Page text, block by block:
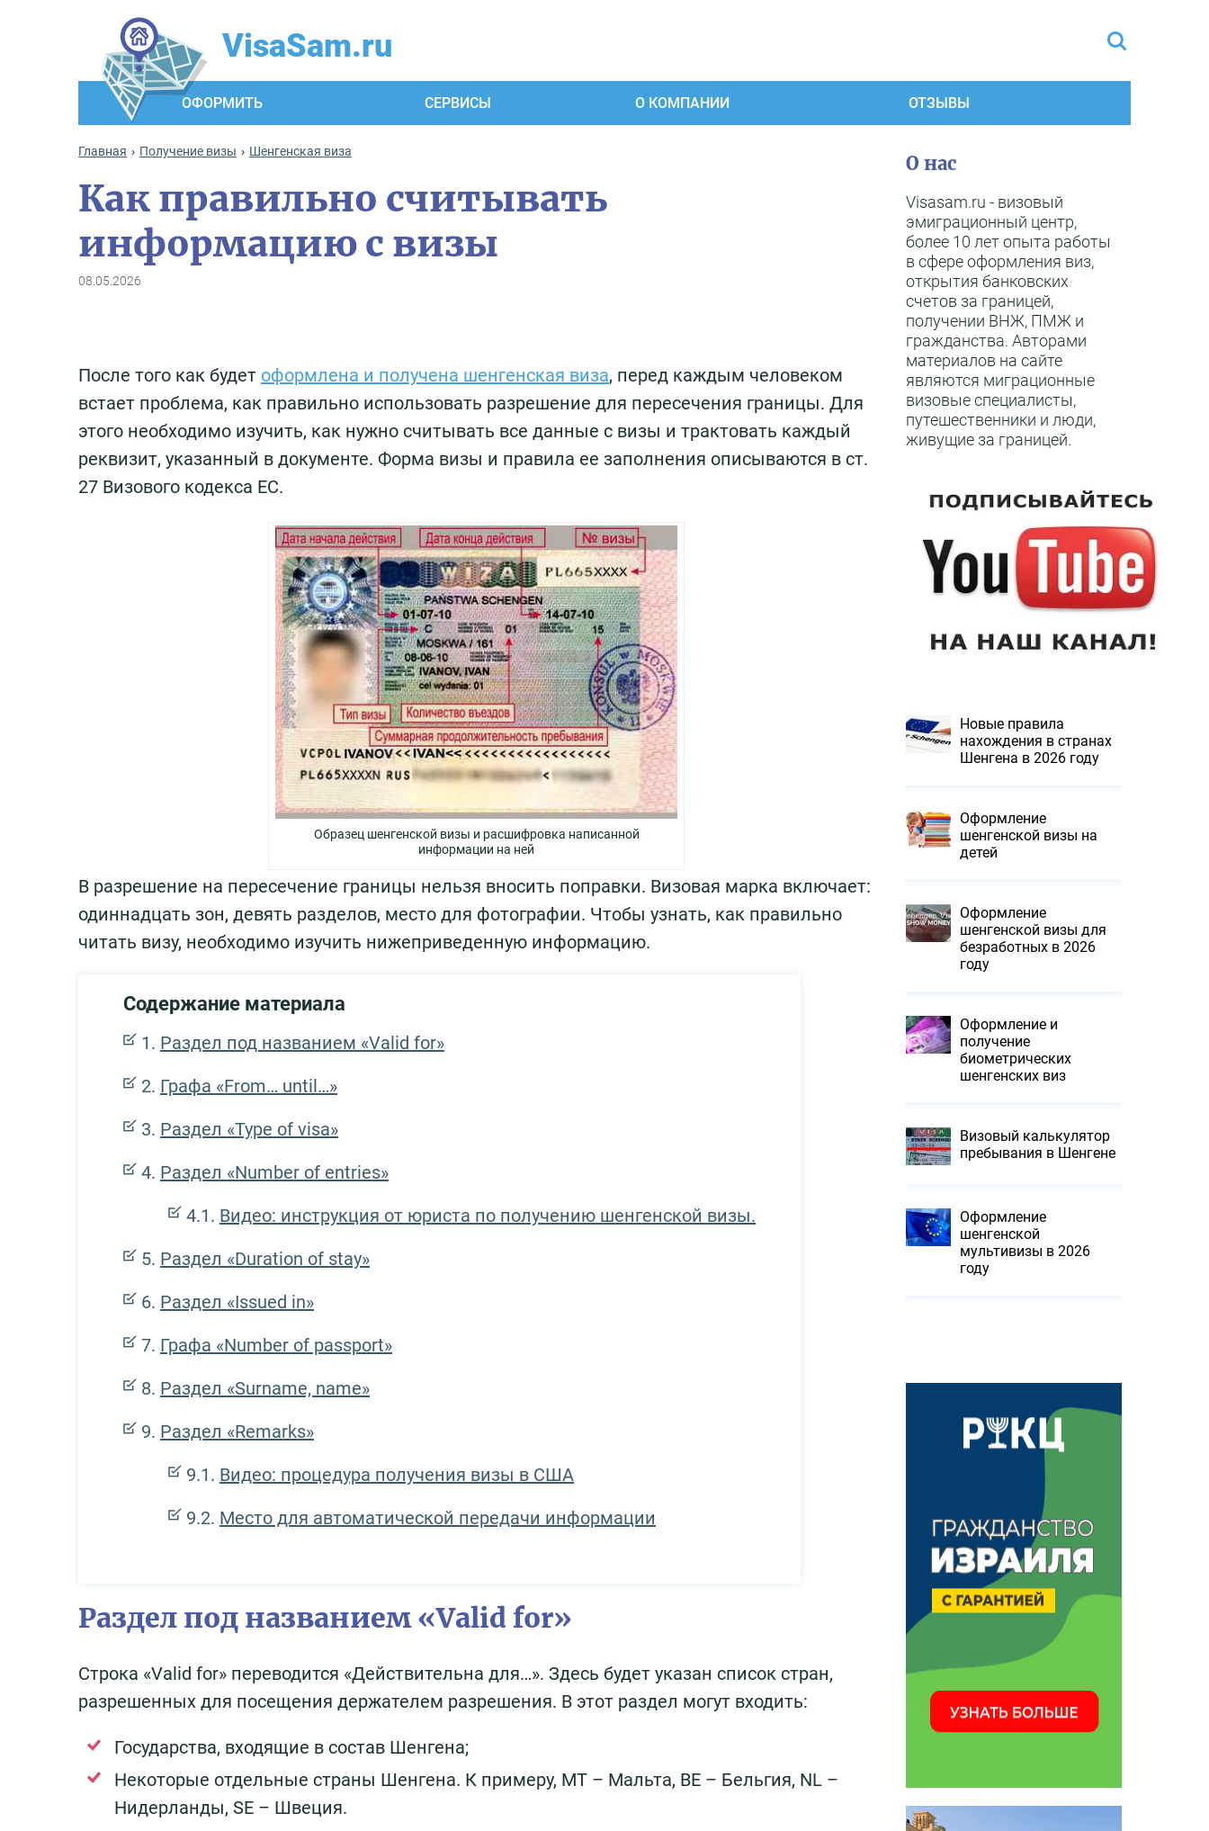
VisaSam.ru
ОФОРМИТЬ СЕРВИСЫ О КОМПАНИИ ОТЗЫВЫ
Главная Получение визы Шенгенская виза
Как правильно считывать
информацию с визы
08.05.2026
После того как будет оформлена и получена шенгенская виза, перед каждым человеком
встает проблема, как правильно использовать разрешение для пересечения границы. Для
этого необходимо изучить, как нужно считывать все данные с визы и трактовать каждый
реквизит, указанный в документе. Форма визы и правила ее заполнения описываются в ст.
27 Визового кодекса ЕС.
Образец шенгенской визы и расшифровка написанной
информации на ней
В разрешение на пересечение границы нельзя вносить поправки. Визовая марка включает:
одиннадцать зон, девять разделов, место для фотографии. Чтобы узнать, как правильно
читать визу, необходимо изучить нижеприведенную информацию.
Содержание материала
Раздел под названием «Valid for»
Графа «From… until…»
Раздел «Type of visa»
Раздел «Number of entries»
Видео: инструкция от юриста по получению шенгенской визы.
Раздел «Duration of stay»
Раздел «Issued in»
Графа «Number of passport»
Раздел «Surname, name»
Раздел «Remarks»
Видео: процедура получения визы в США
Место для автоматической передачи информации
Раздел под названием «Valid for»
Строка «Valid for» переводится «Действительна для…». Здесь будет указан список стран,
разрешенных для посещения держателем разрешения. В этот раздел могут входить:
Государства, входящие в состав Шенгена;
Некоторые отдельные страны Шенгена. К примеру, MT – Мальта, BE – Бельгия, NL –
Нидерланды, SE – Швеция.
О нас
Visasam.ru - визовый
эмиграционный центр,
более 10 лет опыта работы
в сфере оформления виз,
открытия банковских
счетов за границей,
получении ВНЖ, ПМЖ и
гражданства. Авторами
материалов на сайте
являются миграционные
визовые специалисты,
путешественники и люди,
живущие за границей.
Новые правила
нахождения в странах
Шенгена в 2026 году
Оформление
шенгенской визы на
детей
Оформление
шенгенской визы для
безработных в 2026
году
Оформление и
получение
биометрических
шенгенских виз
Визовый калькулятор
пребывания в Шенгене
Оформление
шенгенской
мультивизы в 2026
году